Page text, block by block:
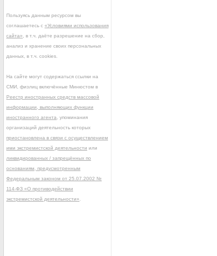
Пользуясь данным ресурсом вы
соглашаетесь с «Условиями использования
сайта» , в т.ч. даёте разрешение на сбор,
анализ и хранение своих персональных
данных, в т.ч. cookies.
На сайте могут содержаться ссылки на
СМИ, физлиц включённые Минюстом в
Реестр иностранных средств массовой
информации, выполняющих функции
иностранного агента , упоминания
организаций деятельность которых
приостановлена в связи с осуществлением
ими экстремистской деятельности или
ликвидированных / запрещённых по
основаниям, предусмотренным
Федеральным законом от 25.07.2002 №
114-ФЗ «О противодействии
экстремистской деятельности»